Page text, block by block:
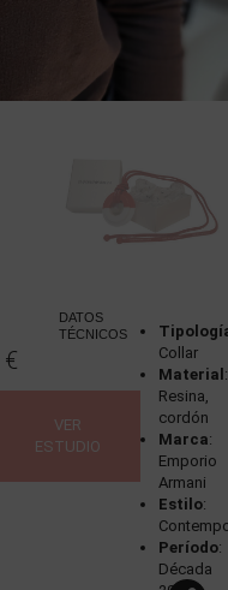
€
VER
ESTUDIO
DATOS
TÉCNICOS
Collar
Material :
Resina,
cordón
Marca:
Emporio
Armani
Estilo:
Período:
Década